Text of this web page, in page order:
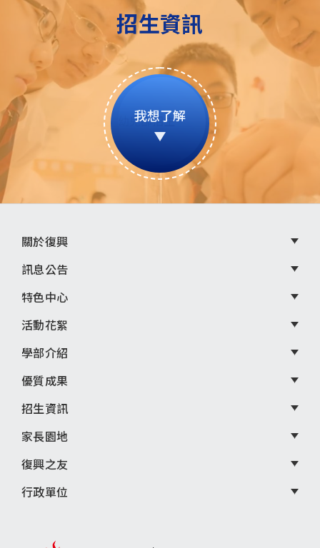
招生資訊
我想了解
頁
尾
選
單
關於復興
訊息公告
特色中心
活動花絮
學部介紹
優質成果
招生資訊
家長園地
復興之友
行政單位